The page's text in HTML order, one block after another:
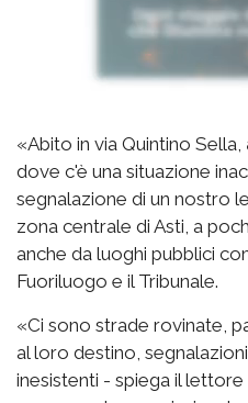
«Abito in via Quintino Sella,
dove c'è una situazione
segnalazione di un nostro
zona centrale di Asti, a
anche da luoghi pubblici
Fuoriluogo e il Tribunale.
«Ci sono strade rovinate,
al loro destino,
inesistenti - spiega il